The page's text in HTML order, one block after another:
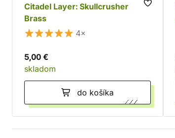
Citadel Layer: Skullcrusher
Brass
4×
5,00 €
skladom
do košíka